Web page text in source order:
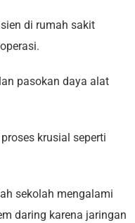
di rumah sakit
pasokan daya alat
krusial seperti
sekolah mengalami
daring karena jaringan